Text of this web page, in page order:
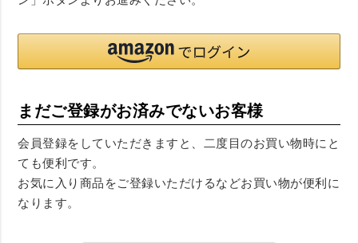
まだご登録がお済みでないお客様
会員登録をしていただきますと、二度目のお買い物時にと
ても便利です。
お気に入り商品をご登録いただけるなどお買い物が便利に
なります。